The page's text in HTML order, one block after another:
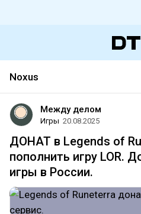
Noxus
Между делом
Игры 20.08.2025
ДОНАТ в Legends of
пополнить игру LOR.
игры в России.